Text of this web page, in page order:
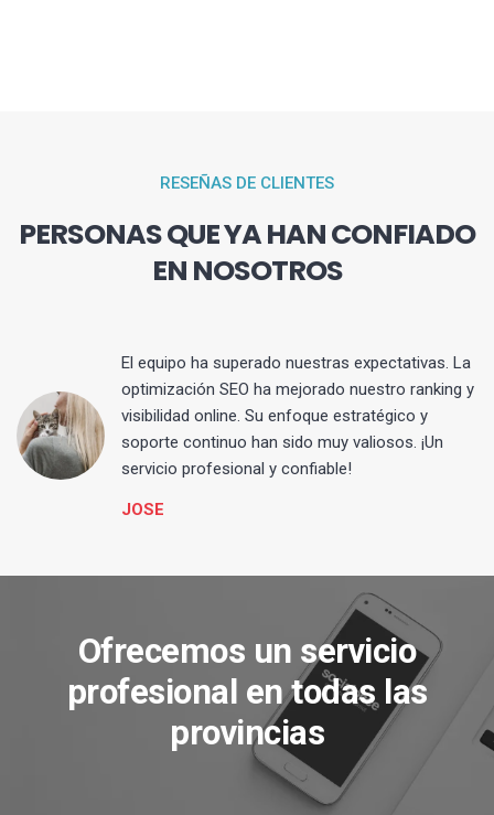
RESEÑAS DE CLIENTES
PERSONAS QUE YA HAN CONFIADO
EN NOSOTROS
El equipo ha superado nuestras expectativas. La
optimización SEO ha mejorado nuestro ranking y
visibilidad online. Su enfoque estratégico y
soporte continuo han sido muy valiosos. ¡Un
servicio profesional y confiable!
JOSE
Ofrecemos un servicio
profesional en todas las
provincias